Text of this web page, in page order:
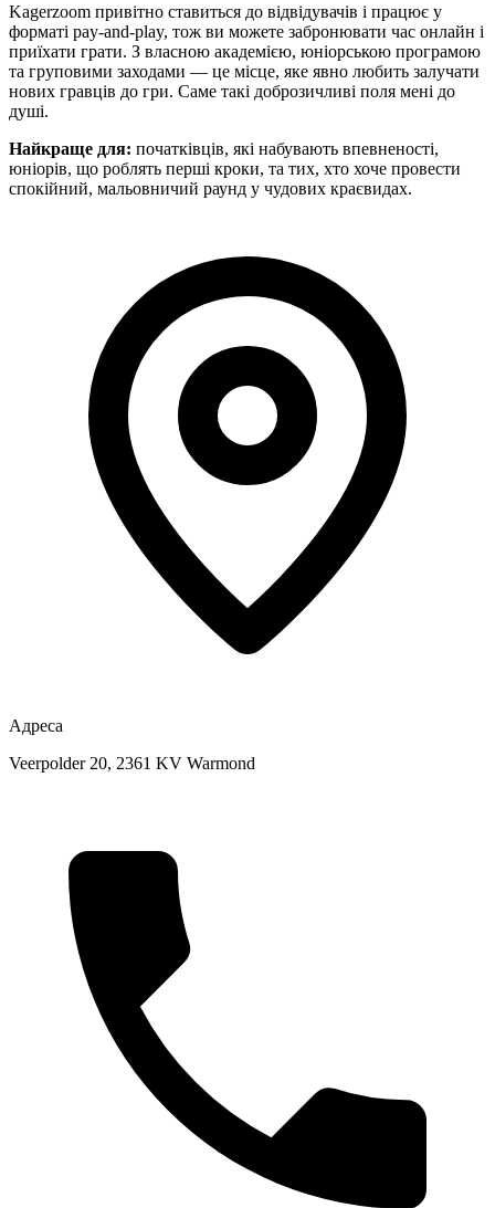
Kagerzoom привітно ставиться до відвідувачів і працює у
форматі pay-and-play, тож ви можете забронювати час онлайн і
приїхати грати. З власною академією, юніорською програмою
та груповими заходами — це місце, яке явно любить залучати
нових гравців до гри. Саме такі доброзичливі поля мені до
душі.
Найкраще для: початківців, які набувають впевненості,
юніорів, що роблять перші кроки, та тих, хто хоче провести
спокійний, мальовничий раунд у чудових краєвидах.
Адреса
Veerpolder 20, 2361 KV Warmond